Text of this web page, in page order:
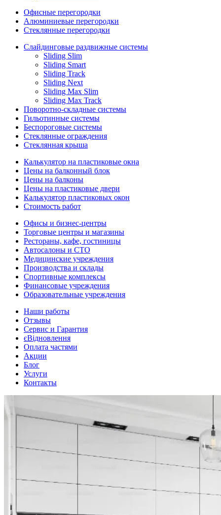
Офисные перегородки
Алюминиевые перегородки
Стеклянные перегородки
Слайдинговые раздвижные системы
Sliding Slim
Sliding Smart
Sliding Track
Sliding Next
Sliding Max Slim
Sliding Max Track
Поворотно-складные системы
Гильотинные системы
Беспороговые системы
Стеклянные ограждения
Стеклянная крыша
Калькулятор на пластиковые окна
Цены на балконный блок
Цены на балконы
Цены на пластиковые двери
Калькулятор пластиковых окон
Стоимость работ
Офисы и бизнес-центры
Торговые центры и магазины
Рестораны, кафе, гостиницы
Автосалоны и СТО
Медицинские учреждения
Производства и склады
Спортивные комплексы
Финансовые учреждения
Образовательные учреждения
Наши работы
Отзывы
Сервис и Гарантия
єВідновлення
Оплата частями
Акции
Блог
Услуги
Контакты